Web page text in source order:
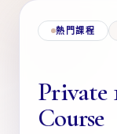
熱門課程
Private
Course